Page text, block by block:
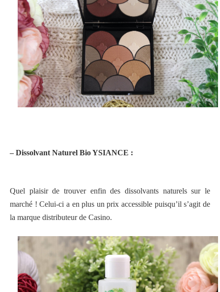
– Dissolvant Naturel Bio YSIANCE :
Quel plaisir de trouver enfin des dissolvants naturels sur le
marché ! Celui-ci a en plus un prix accessible puisqu’il s’agit de
la marque distributeur de Casino.